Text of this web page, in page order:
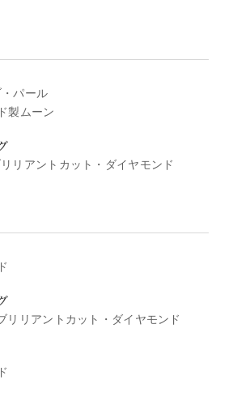
パール
製ムーン
リアントカット・ダイヤモンド
リリアントカット・ダイヤモンド